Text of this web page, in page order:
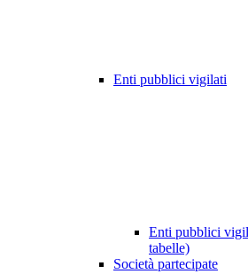
Enti pubblici vigilati
Enti pubblici
tabelle)
Società partecipate